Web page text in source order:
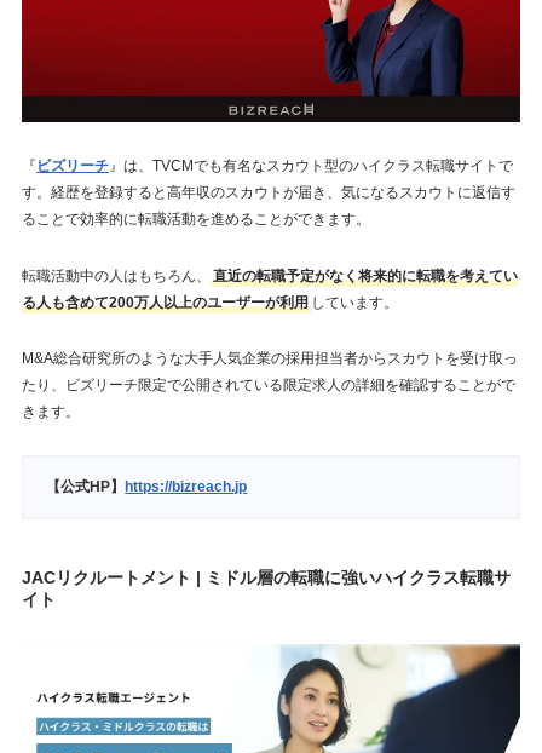
『 ビズリーチ』は、TVCMでも有名なスカウト型のハイクラス転職サイトで
す。経歴を登録すると高年収のスカウトが届き、気になるスカウトに返信す
ることで効率的に転職活動を進めることができます。
転職活動中の人はもちろん、
直近の転職予定がなく将来的に転職を考えてい
る人も含めて200万人以上のユーザーが利用 しています。
M&A総合研究所のような大手人気企業の採用担当者からスカウトを受け取っ
たり、ビズリーチ限定で公開されている限定求人の詳細を確認することがで
きます。
【公式HP】 https://bizreach.jp
JACリクルートメント | ミドル層の転職に強いハイクラス転職サ
イト